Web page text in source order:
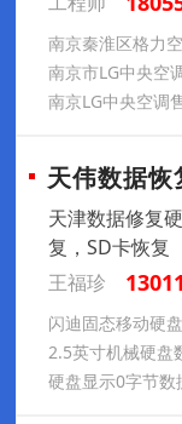
南京秦淮区格力
南京市LG中央空
南京LG中央空调
天伟数据恢
天津数据修复
复，SD卡恢复
王福珍
闪迪固态移动硬
2.5英寸机械硬盘
硬盘显示0字节数